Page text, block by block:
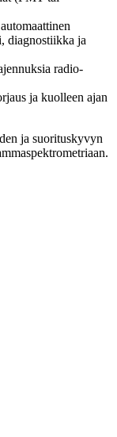
diagnostiikka ja
radio-
ja kuolleen ajan
ja suorituskyvyn